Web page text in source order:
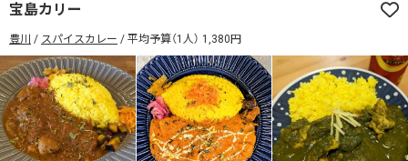
宝島カリー
豊川 スパイスカレー 平均予算（1人） 1,380円